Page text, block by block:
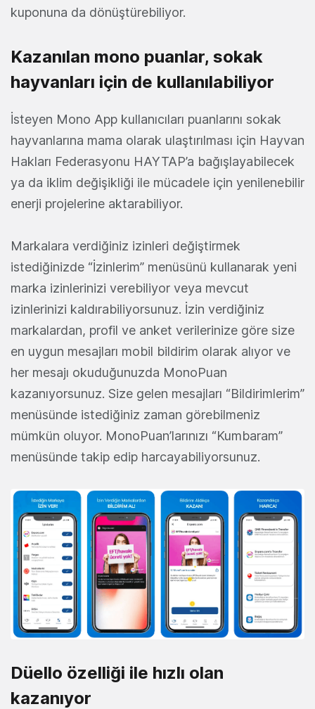
kuponuna da dönüştürebiliyor.
Kazanılan mono puanlar, sokak
hayvanları için de kullanılabiliyor
İsteyen Mono App kullanıcıları puanlarını sokak
hayvanlarına mama olarak ulaştırılması için Hayvan
Hakları Federasyonu HAYTAP’a bağışlayabilecek
ya da iklim değişikliği ile mücadele için yenilenebilir
enerji projelerine aktarabiliyor.
Markalara verdiğiniz izinleri değiştirmek
istediğinizde “İzinlerim” menüsünü kullanarak yeni
marka izinlerinizi verebiliyor veya mevcut
izinlerinizi kaldırabiliyorsunuz. İzin verdiğiniz
markalardan, profil ve anket verilerinize göre size
en uygun mesajları mobil bildirim olarak alıyor ve
her mesajı okuduğunuzda MonoPuan
kazanıyorsunuz. Size gelen mesajları “Bildirimlerim”
menüsünde istediğiniz zaman görebilmeniz
mümkün oluyor. MonoPuan’larınızı “Kumbaram”
menüsünde takip edip harcayabiliyorsunuz.
Düello özelliği ile hızlı olan
kazanıyor